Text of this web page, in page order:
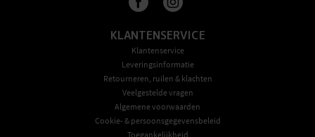
KLANTENSERVICE
Klantenservice
Leveringsinformatie
Retourneren, ruilen & klachten
Veelgestelde vragen
Algemene voorwaarden
Cookie- & persoonsgegevensbeleid
Toegankelijkheid